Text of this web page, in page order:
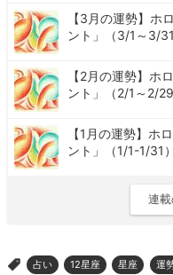
【3月の運勢】ホ
ント」（3/1～3/31
【2月の運勢】ホ
ント」（2/1～2/29
【1月の運勢】ホ
ント」（1/1-1/31）
連
> 占い 12星座 星座 運